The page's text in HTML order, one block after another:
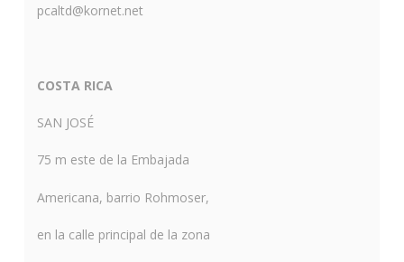
pcaltd@kornet.net
COSTA RICA
SAN JOSÉ
75 m este de la Embajada
Americana, barrio Rohmoser,
en la calle principal de la zona